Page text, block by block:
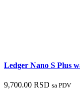
Ledger Nano S Plus
9,700.00 RSD sa PDV